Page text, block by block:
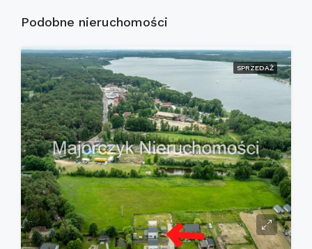
Podobne nieruchomości
SPRZEDAŻ